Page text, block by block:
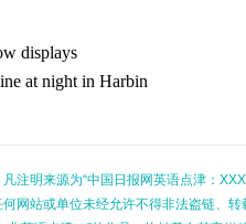
displays
at night in Harbin
注明来源为“中国日报网英语点津：
网站或单位未经允许不得非法盗链、